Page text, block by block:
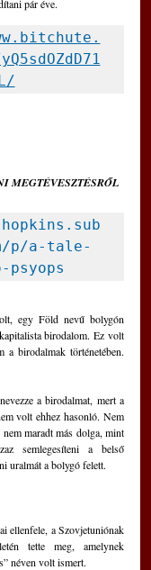
pár éve.
MEGTÉVESZTÉSRŐL
p/a-tale-
psyops
egy Föld nevű bolygón
birodalom. Ez volt
birodalmak történetében.
a birodalmat, mert a
volt ehhez hasonló. Nem
maradt más dolga, mint
semlegesíteni a belső
uralmát a bolygó felett.
ellenfele, a Szovjetuniónak
tette meg, amelynek
néven volt ismert.